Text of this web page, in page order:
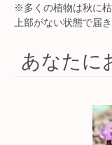
※多くの植物は秋に
上部がない状態で届き
あなたに